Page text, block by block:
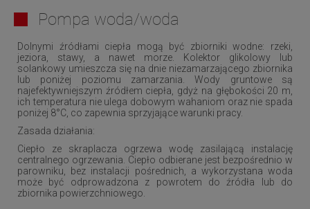
Pompa woda/woda
Dolnymi źródłami ciepła mogą być zbiorniki wodne: rzeki,
jeziora, stawy, a nawet morze. Kolektor glikolowy lub
solankowy umieszcza się na dnie niezamarzającego zbiornika
lub poniżej poziomu zamarzania. Wody gruntowe są
najefektywniejszym źródłem ciepła, gdyż na głębokości 20 m,
ich temperatura nie ulega dobowym wahaniom oraz nie spada
poniżej 8°C, co zapewnia sprzyjające warunki pracy.
Zasada działania:
Ciepło ze skraplacza ogrzewa wodę zasilającą instalację
centralnego ogrzewania. Ciepło odbierane jest bezpośrednio w
parowniku, bez instalacji pośrednich, a wykorzystana woda
może być odprowadzona z powrotem do źródła lub do
zbiornika powierzchniowego.